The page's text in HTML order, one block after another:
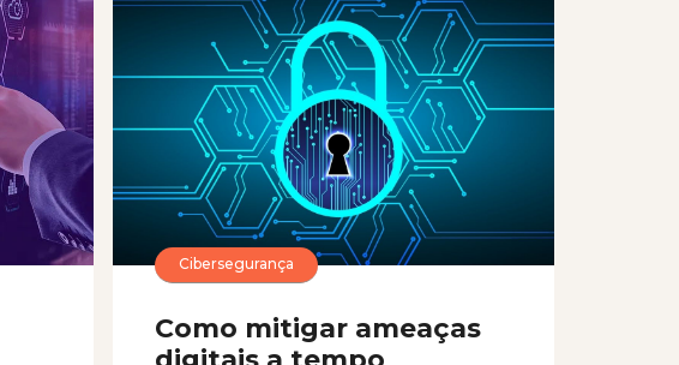
Cibersegurança
Como mitigar ameaças